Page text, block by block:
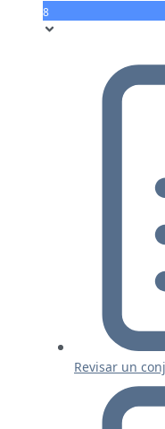
8
Revisar un